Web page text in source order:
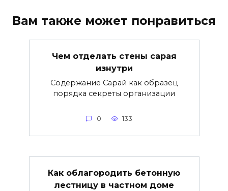
Вам также может понравиться
Чем отделать стены сарая
изнутри
Содержание Сарай как образец
порядка секреты организации
0 133
Как облагородить бетонную
лестницу в частном доме